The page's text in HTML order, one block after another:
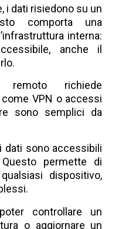
i dati risiedono su un
comporta una
interna:
anche il
richiede
VPN o accessi
sono semplici da
dati sono accessibili
permette di
dispositivo,
controllare un
o aggiornare un